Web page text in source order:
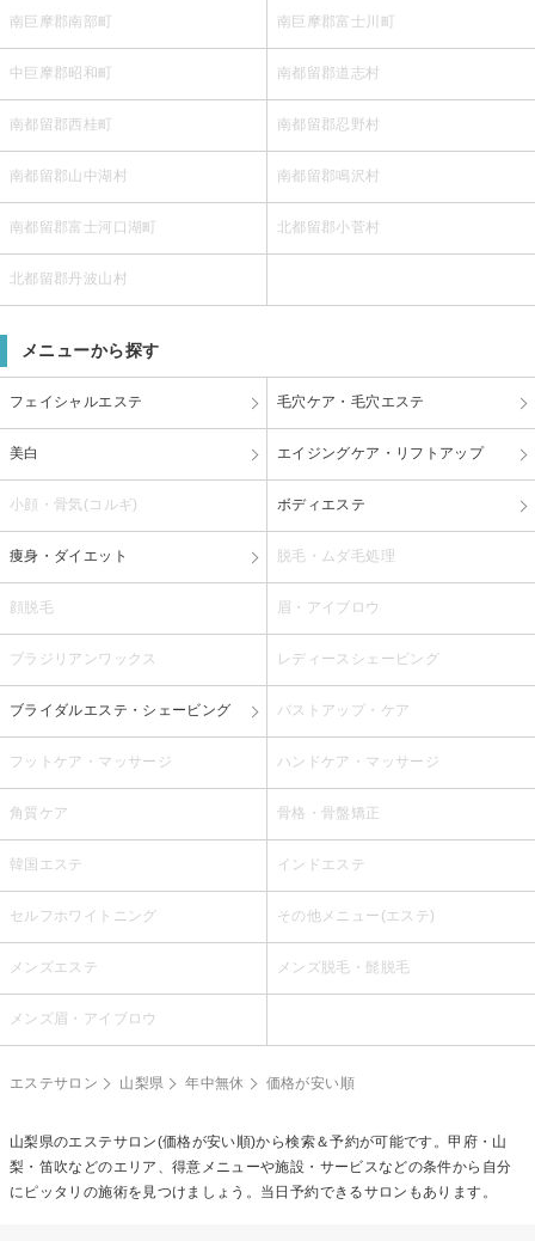
南巨摩郡南部町 南巨摩郡富士川町
中巨摩郡昭和町 南都留郡道志村
南都留郡西桂町 南都留郡忍野村
南都留郡山中湖村 南都留郡鳴沢村
南都留郡富士河口湖町 北都留郡小菅村
北都留郡丹波山村
メニューから探す
フェイシャルエステ 毛穴ケア・毛穴エステ
美白 エイジングケア・リフトアップ
小顔・骨気(コルギ) ボディエステ
痩身・ダイエット 脱毛・ムダ毛処理
顔脱毛 眉・アイブロウ
ブラジリアンワックス レディースシェービング
ブライダルエステ・シェービング バストアップ・ケア
フットケア・マッサージ ハンドケア・マッサージ
角質ケア 骨格・骨盤矯正
韓国エステ インドエステ
セルフホワイトニング その他メニュー(エステ)
メンズエステ メンズ脱毛・髭脱毛
メンズ眉・アイブロウ
エステサロン 山梨県 年中無休 価格が安い順
山梨県のエステサロン(価格が安い順)から検索＆予約が可能です。甲府・山
梨・笛吹などのエリア、得意メニューや施設・サービスなどの条件から自分
にピッタリの施術を見つけましょう。当日予約できるサロンもあります。